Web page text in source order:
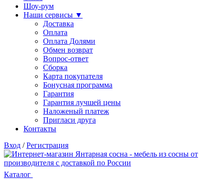
Шоу-рум
Наши сервисы ▼
Доставка
Оплата
Оплата Долями
Обмен возврат
Вопрос-ответ
Сборка
Карта покупателя
Бонусная программа
Гарантия
Гарантия лучшей цены
Наложеный платеж
Пригласи друга
Контакты
Вход / Регистрация
Каталог